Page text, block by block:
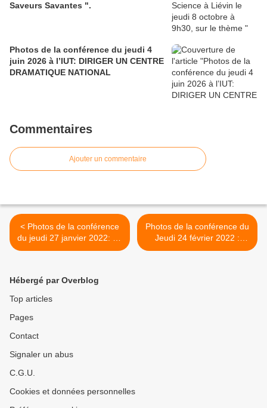
Saveurs Savantes ".
Photos de la conférence du jeudi 4
juin 2026 à l’IUT: DIRIGER UN CENTRE
DRAMATIQUE NATIONAL
Commentaires
Ajouter un commentaire
< Photos de la conférence
du jeudi 27 janvier 2022: La
femme, si on en parlait ?
Photos de la conférence du
Jeudi 24 février 2022 :
Lumino et relaxothérapie
Hébergé par Overblog
Top articles
Pages
Contact
Signaler un abus
C.G.U.
Cookies et données personnelles